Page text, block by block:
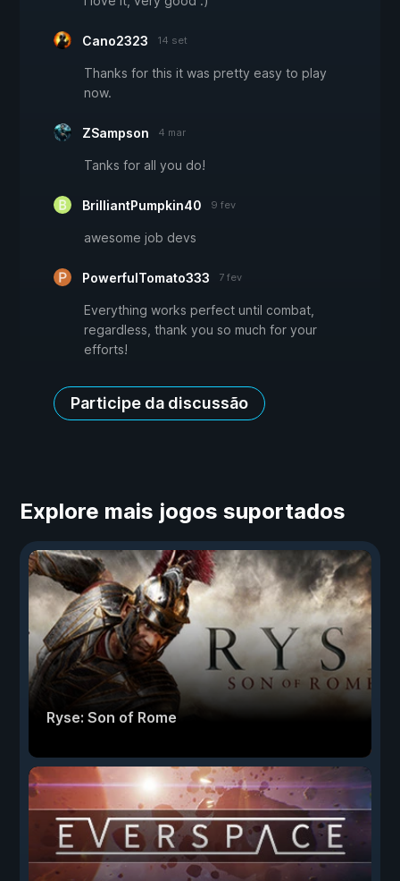
Cano2323 14 set
Thanks for this it was pretty easy to play
now.
ZSampson 4 mar
Tanks for all you do!
BrilliantPumpkin40 9 fev
awesome job devs
PowerfulTomato333 7 fev
Everything works perfect until combat,
regardless, thank you so much for your
efforts!
Participe da discussão
Explore mais jogos suportados
Ryse: Son of Rome